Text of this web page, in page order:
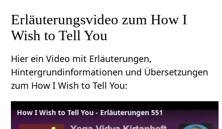
Erläuterungsvideo zum How I
Wish to Tell You
Hier ein Video mit Erläuterungen,
Hintergrundinformationen und Übersetzungen
zum How I Wish to Tell You:
How I Wish to Tell You - Erläuterungen 551